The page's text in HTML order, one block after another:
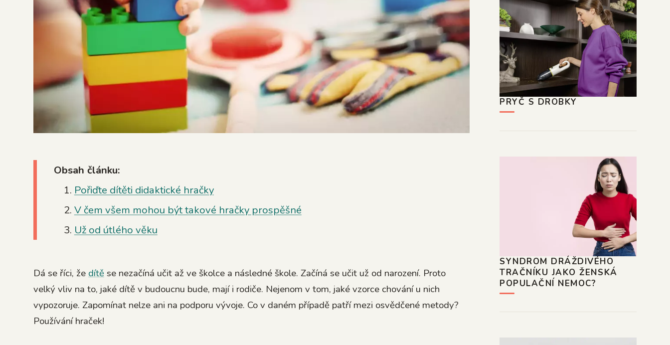
Obsah článku:
Pořiďte dítěti didaktické hračky
V čem všem mohou být takové hračky prospěšné
Už od útlého věku
Dá se říci, že dítěse nezačíná učit až ve školce a následné škole. Začíná se učit už od narození. Proto
velký vliv na to, jaké dítě v budoucnu bude, mají i rodiče. Nejenom v tom, jaké vzorce chování u nich
vypozoruje. Zapomínat nelze ani na podporu vývoje. Co v daném případě patří mezi osvědčené metody?
Používání hraček!
PRYČ S DROBKY
SYNDROM DRÁŽDIVÉHO
TRAČNÍKU JAKO ŽENSKÁ
POPULAČNÍ NEMOC?